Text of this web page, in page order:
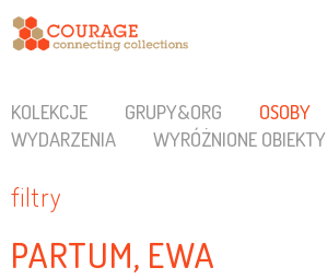
KOLEKCJE GRUPY&ORG
OSOBY
WYDARZENIA
WYRÓŻNIONE OBIEKTY
filtry
PARTUM, EWA